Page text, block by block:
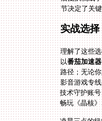
节决定了关
实战选
理解了这些
以番茄加速器
技术守护账
畅玩《晶核